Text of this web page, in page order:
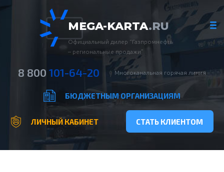
MEGA-KARTA.RU
Официальный дилер “Газпромнефть
– региональные продажи”
8 800 101-64-20 Многоканальная горячая линия
БЮДЖЕТНЫМ ОРГАНИЗАЦИЯМ
ЛИЧНЫЙ КАБИНЕТ СТАТЬ КЛИЕНТОМ